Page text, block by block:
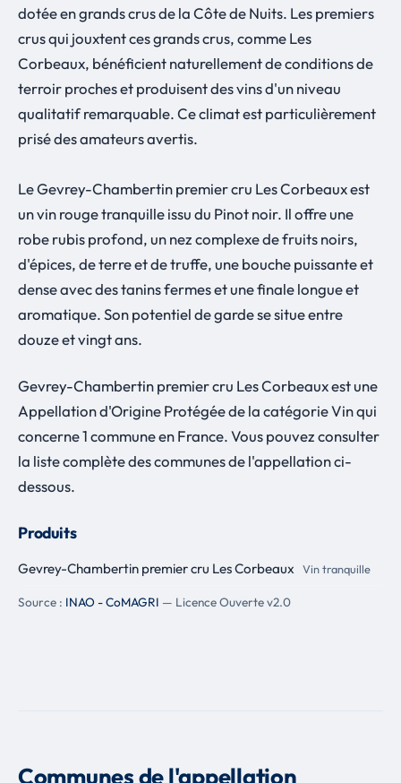
dotée en grands crus de la Côte de Nuits. Les premiers
crus qui jouxtent ces grands crus, comme Les
Corbeaux, bénéficient naturellement de conditions de
terroir proches et produisent des vins d'un niveau
qualitatif remarquable. Ce climat est particulièrement
prisé des amateurs avertis.
Le Gevrey-Chambertin premier cru Les Corbeaux est
un vin rouge tranquille issu du Pinot noir. Il offre une
robe rubis profond, un nez complexe de fruits noirs,
d'épices, de terre et de truffe, une bouche puissante et
dense avec des tanins fermes et une finale longue et
aromatique. Son potentiel de garde se situe entre
douze et vingt ans.
Gevrey-Chambertin premier cru Les Corbeaux est une
Appellation d'Origine Protégée de la catégorie Vin qui
concerne 1 commune en France. Vous pouvez consulter
la liste complète des communes de l'appellation ci-
dessous.
Produits
Gevrey-Chambertin premier cru Les Corbeaux Vin tranquille
Source : INAO - CoMAGRI — Licence Ouverte v2.0
Communes de l'appellation